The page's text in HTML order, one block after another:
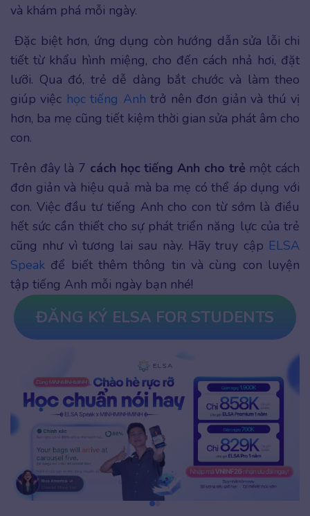
và khám phá mỗi ngày.
Đặc biệt hơn, ứng dụng còn hướng dẫn sửa lỗi chi
tiết từ khẩu hình miệng, cho đến cách nhả hơi, đặt
lưỡi. Qua đó, trẻ dễ dàng bắt chước và làm theo
giúp việc học tiếng Anh trở nên đơn giản và thú vị
hơn, ba mẹ cũng tiết kiệm thời gian sửa phát âm cho
con.
Trên đây là 7 cách học tiếng Anh cho trẻ một cách
đơn giản và hiệu quả mà ba mẹ có thể áp dụng với
con. Việc đầu tư tiếng Anh cho con từ sớm là điều
hết sức cần thiết cho sự phát triển năng lực của trẻ
cũng như vì tương lai sau này. Hãy truy cập ELSA
Speak để biết thêm thông tin và cùng con luyện
tập tiếng Anh mỗi ngày bạn nhé!
ĐĂNG KÝ ELSA FOR STUDENTS